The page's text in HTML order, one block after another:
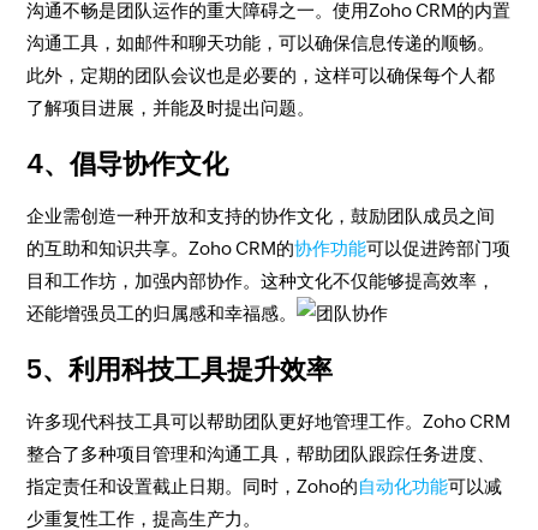
沟通不畅是团队运作的重大障碍之一。使用Zoho CRM的内置
沟通工具，如邮件和聊天功能，可以确保信息传递的顺畅。
此外，定期的团队会议也是必要的，这样可以确保每个人都
了解项目进展，并能及时提出问题。
4、倡导协作文化
企业需创造一种开放和支持的协作文化，鼓励团队成员之间
的互助和知识共享。Zoho CRM的协作功能可以促进跨部门项
目和工作坊，加强内部协作。这种文化不仅能够提高效率，
还能增强员工的归属感和幸福感。
5、利用科技工具提升效率
许多现代科技工具可以帮助团队更好地管理工作。Zoho CRM
整合了多种项目管理和沟通工具，帮助团队跟踪任务进度、
指定责任和设置截止日期。同时，Zoho的自动化功能可以减
少重复性工作，提高生产力。